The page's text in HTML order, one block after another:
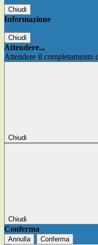
Chiudi
Informazione
Chiudi
Attendere...
Attendere il completamento
Chiudi
Chiudi
Conferma
Annulla Conferma